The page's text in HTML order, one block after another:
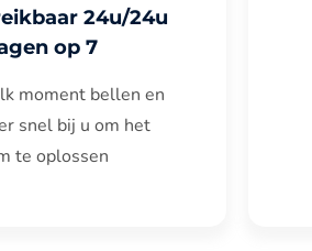
24u/24u
op 7
moment bellen en
snel bij u om het
te oplossen